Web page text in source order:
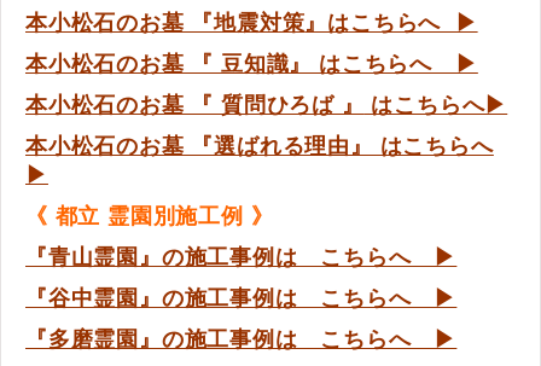
本小松石のお墓 『地震対策 』はこちらへ ▶
本小松石のお墓 『 豆知識』 はこちらへ ▶
本小松石のお墓 『 質問ひろば 』
はこちらへ▶
本小松石のお墓 『選ばれる理由』 はこちらへ
▶
《 都立 霊園別施工例 》
『青山霊園』の施工事例は こちらへ ▶
『谷中霊園』の施工事例は こちらへ ▶
『多磨霊園』の施工事例は こちらへ ▶